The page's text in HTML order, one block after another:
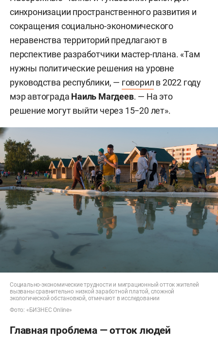
синхронизации пространственного развития и
сокращения социально-экономического
неравенства территорий предлагают в
перспективе разработчики мастер-плана. «Там
нужны политические решения на уровне
руководства республики, — говорил в 2022 году
мэр автограда Наиль Магдеев. — На это
решение могут выйти через 15−20 лет».
Социально-экономические трудности и миграционный отток жителей
вызваны сравнительно низкой заработной платой, сложной
экологической обстановкой, отмечают в исследовании
Фото: «БИЗНЕС Online»
Главная проблема — отток людей